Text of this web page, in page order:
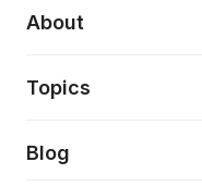
AI駆動開発支援
モダナイゼーション
About
About
Topics
Press release
Blog